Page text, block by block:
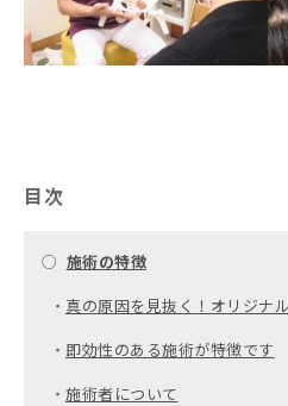
目次
○ 施術の特徴
・ 真の原因を見抜く！オリジナ
・ 即効性のある施術が特徴です
・ 施術者について